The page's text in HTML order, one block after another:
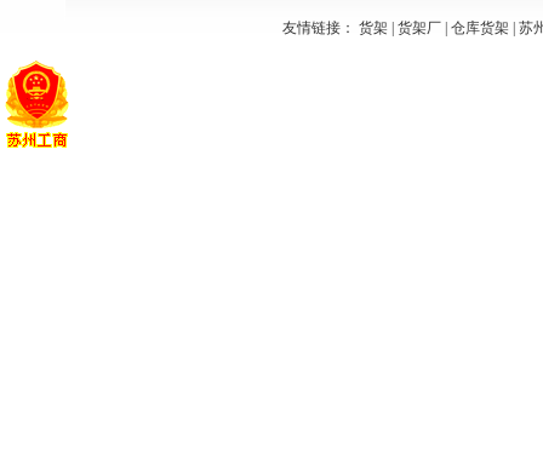
友情链接： 货架| 货架厂| 仓库货架| 苏